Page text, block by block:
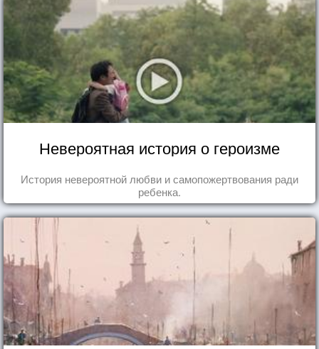
Невероятная история о героизме
История невероятной любви и самопожертвования ради
ребенка.